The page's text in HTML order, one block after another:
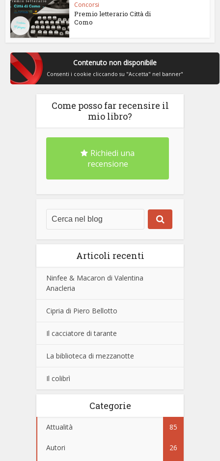
Concorsi
Premio letterario Città di
Como
Contenuto non disponibile
Consenti i cookie cliccando su "Accetta" nel banner"
Come posso far recensire il
mio libro?
Richiedi una
recensione
Articoli recenti
Ninfee & Macaron di Valentina
Anacleria
Cipria di Piero Bellotto
Il cacciatore di tarante
La biblioteca di mezzanotte
Il colibrì
Categorie
Attualità 85
Autori 26